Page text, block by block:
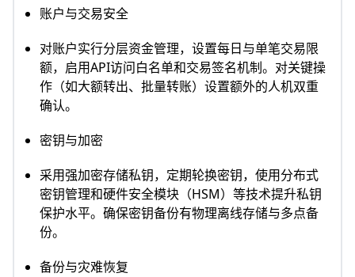
账户与交易安全
对账户实行分层资金管理，设置每日与单笔交易限
额，启用API访问白名单和交易签名机制。对关键操
作（如大额转出、批量转账）设置额外的人机双重
确认。
密钥与加密
采用强加密存储私钥，定期轮换密钥，使用分布式
密钥管理和硬件安全模块（HSM）等技术提升私钥
保护水平。确保密钥备份有物理离线存储与多点备
份。
备份与灾难恢复